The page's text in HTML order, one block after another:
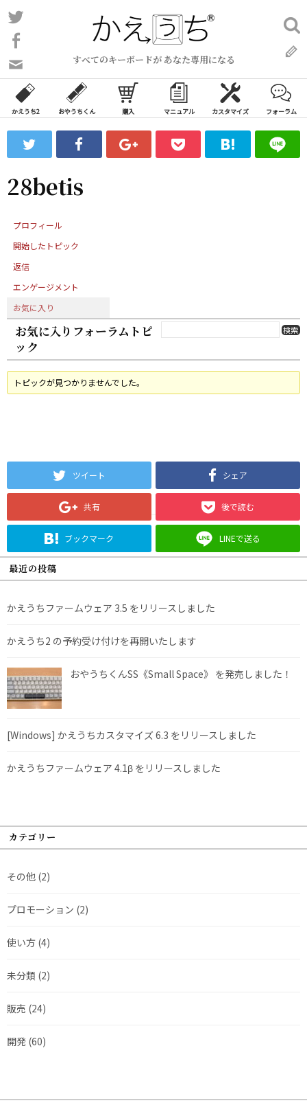
コ
ン
ン
ツ
ス
ッ
プ
すべてのキーボードが あなた専用になる
い
合
わ
フ
ォ
ム
検
索:
かえうち2 おやうちくん 購入 マニュアル カスタマイズ フォーラム
28betis
プロフィール
開始したトピック
返信
エンゲージメント
お気に入り
お気に入りフォーラムトピ
ック
トピックが見つかりませんでした。
ツイート シェア
共有 後で読む
ブックマーク LINEで送る
最近の投稿
かえうちファームウェア 3.5 をリリースしました
かえうち2 の予約受け付けを再開いたします
おやうちくんSS《Small Space》 を発売しました！
[Windows] かえうちカスタマイズ 6.3 をリリースしました
かえうちファームウェア 4.1β をリリースしました
カテゴリー
その他 (2)
プロモーション (2)
使い方 (4)
未分類 (2)
販売 (24)
開発 (60)